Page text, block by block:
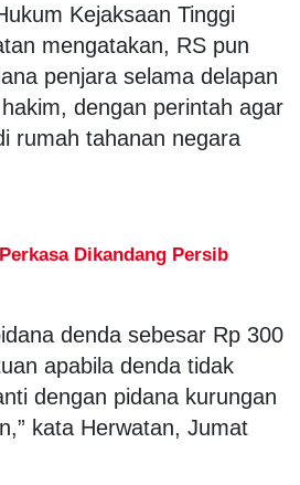
Kejaksaan Tinggi
mengatakan, RS pun
penjara selama delapan
dengan perintah agar
rumah tahanan negara
Dikandang Persib
denda sebesar Rp 300
apabila denda tidak
dengan pidana kurungan
kata Herwatan, Jumat